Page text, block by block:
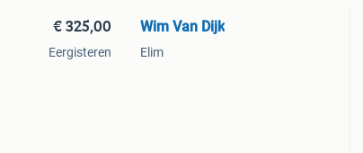
€ 325,00
Eergisteren
Wim Van Dijk
Elim